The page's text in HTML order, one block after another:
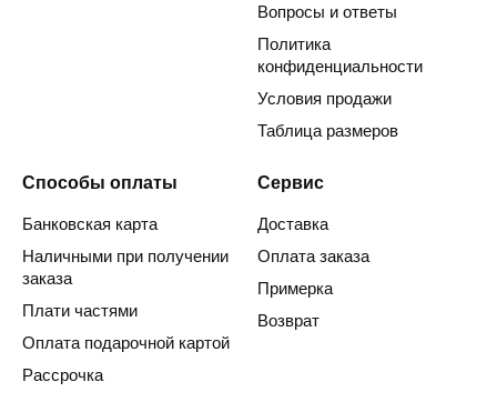
Вопросы и ответы
Политика
конфиденциальности
Условия продажи
Таблица размеров
Способы оплаты
Банковская карта
Наличными при получении
заказа
Плати частями
Оплата подарочной картой
Рассрочка
Сервис
Доставка
Оплата заказа
Примерка
Возврат